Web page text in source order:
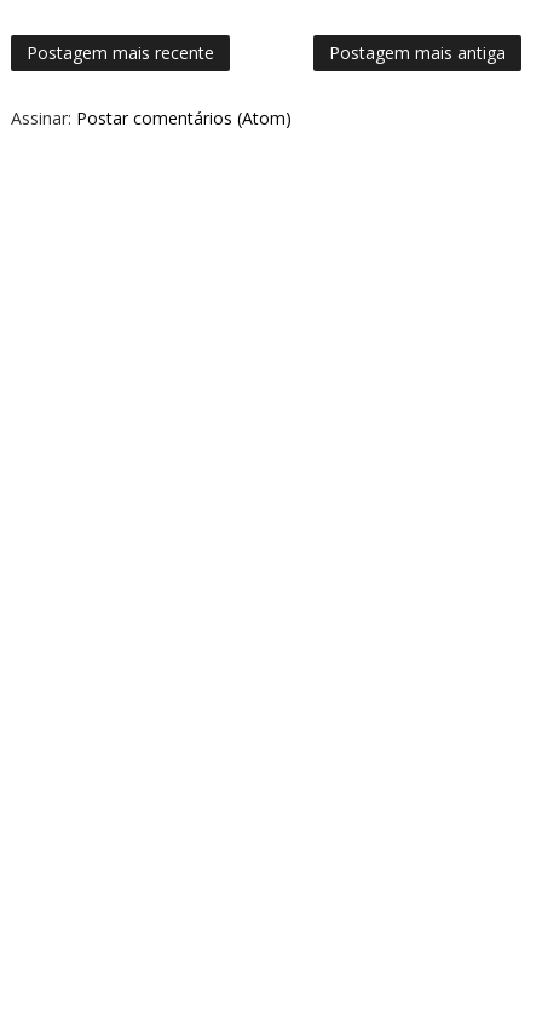
Postagem mais recente Postagem mais antiga
Assinar: Postar comentários (Atom)